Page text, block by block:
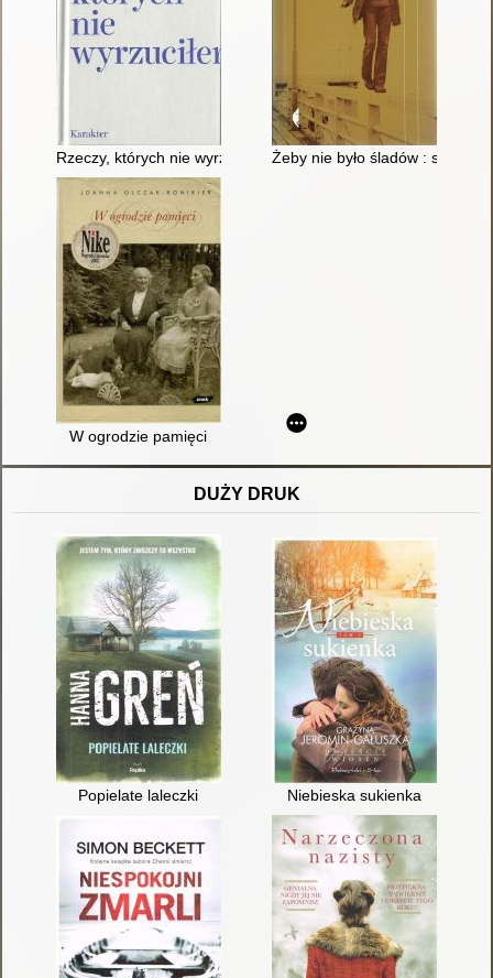
Rzeczy, których nie wyrzuciłem Żeby nie było śladów : sprawa
W ogrodzie pamięci
DUŻY DRUK
Popielate laleczki Niebieska sukienka